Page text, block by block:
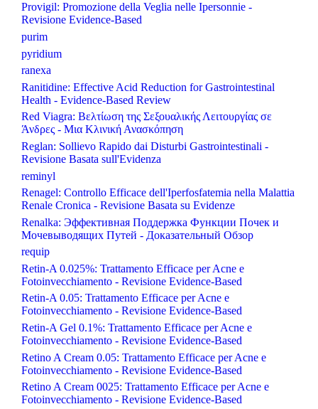
Provigil: Promozione della Veglia nelle Ipersonnie -
Revisione Evidence-Based
purim
pyridium
ranexa
Ranitidine: Effective Acid Reduction for Gastrointestinal
Health - Evidence-Based Review
Red Viagra: Βελτίωση της Σεξουαλικής Λειτουργίας σε
Άνδρες - Μια Κλινική Ανασκόπηση
Reglan: Sollievo Rapido dai Disturbi Gastrointestinali -
Revisione Basata sull'Evidenza
reminyl
Renagel: Controllo Efficace dell'Iperfosfatemia nella Malattia
Renale Cronica - Revisione Basata su Evidenze
Renalka: Эффективная Поддержка Функции Почек и
Мочевыводящих Путей - Доказательный Обзор
requip
Retin-A 0.025%: Trattamento Efficace per Acne e
Fotoinvecchiamento - Revisione Evidence-Based
Retin-A 0.05: Trattamento Efficace per Acne e
Fotoinvecchiamento - Revisione Evidence-Based
Retin-A Gel 0.1%: Trattamento Efficace per Acne e
Fotoinvecchiamento - Revisione Evidence-Based
Retino A Cream 0.05: Trattamento Efficace per Acne e
Fotoinvecchiamento - Revisione Evidence-Based
Retino A Cream 0025: Trattamento Efficace per Acne e
Fotoinvecchiamento - Revisione Evidence-Based